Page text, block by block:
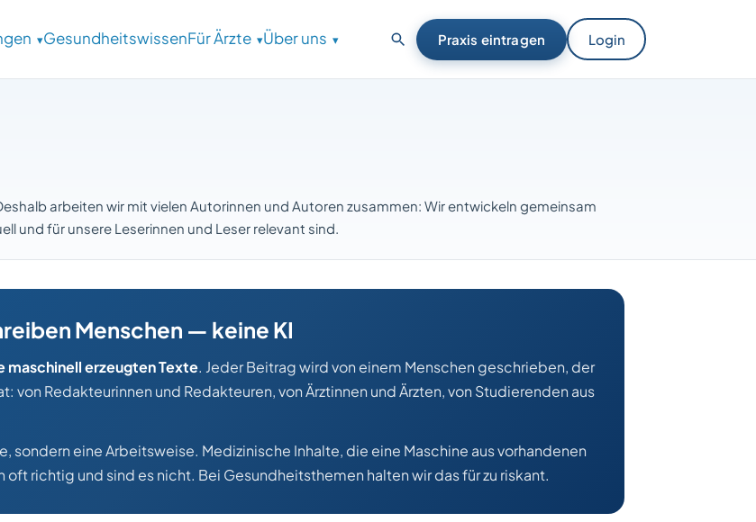
GesundheitswissenFür Ärzte Über uns Praxis eintragen Login
arbeiten wir mit vielen Autorinnen und Autoren zusammen: Wir entwickeln gemeinsam
und für unsere Leserinnen und Leser relevant sind.
Menschen — keine KI
maschinell erzeugten Texte. Jeder Beitrag wird von einem Menschen geschrieben, der
von Redakteurinnen und Redakteuren, von Ärztinnen und Ärzten, von Studierenden aus
sondern eine Arbeitsweise. Medizinische Inhalte, die eine Maschine aus vorhandenen
oft richtig und sind es nicht. Bei Gesundheitsthemen halten wir das für zu riskant.